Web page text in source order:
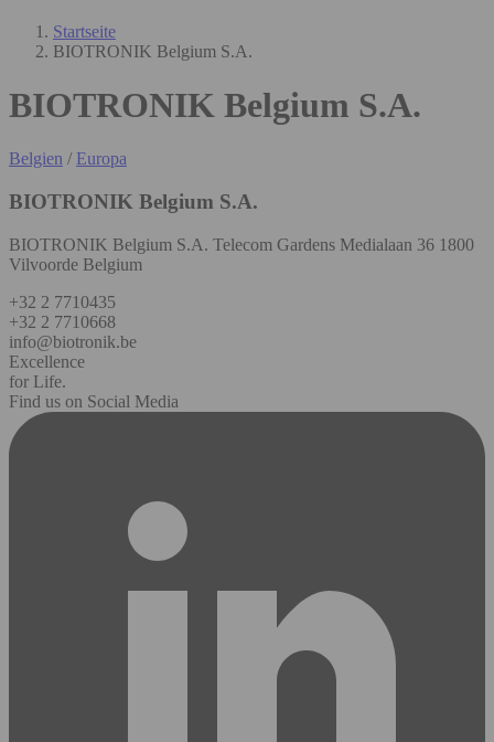
Startseite
BIOTRONIK Belgium S.A.
BIOTRONIK Belgium S.A.
Belgien / Europa
BIOTRONIK Belgium S.A.
BIOTRONIK Belgium S.A. Telecom Gardens Medialaan 36 1800
Vilvoorde Belgium
+32 2 7710435
+32 2 7710668
info@biotronik.be
Excellence
for Life.
Find us on Social Media